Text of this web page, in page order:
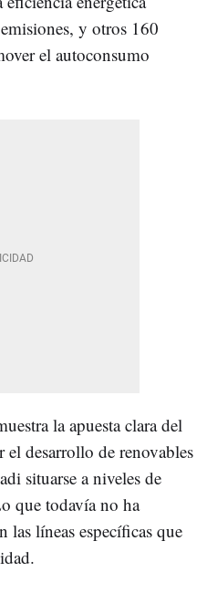
y otros 160
el autoconsumo
la apuesta clara del
el desarrollo de renovables
situarse a niveles de
que todavía no ha
las líneas específicas que